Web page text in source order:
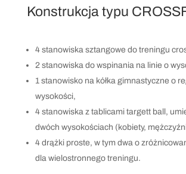
Konstrukcja typu
4 stanowiska sztangowe do treningu
2 stanowiska do wspinania na linie o
1 stanowisko na kółka gimnastyczne o
wysokości,
4 stanowiska z tablicami targett ball,
dwóch wysokościach (kobiety,
4 drążki proste, w tym dwa o
dla wielostronnego treningu.